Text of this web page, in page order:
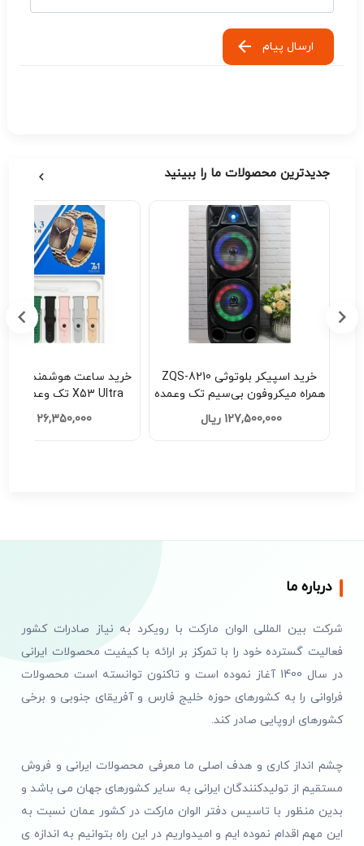
ارسال پیام
جدیدترین محصولات ما را ببینید
خرید اسپیکر بلوتوثی ZQS-8210
همراه میکروفون بی‌سیم تک وعمده
کد H201
127,500,000 ریال
X53 Ultra تک وعمده کد E521
26,350,000 ریال
درباره ما
شرکت بین المللی الوان مارکت با رویکرد به نیاز صادرات کشور
فعالیت گسترده خود را با تمرکز بر ارائه با کیفیت محصولات ایرانی
در سال 1400 آغاز نموده است و تاکنون توانسته است محصولات
فراوانی را به کشورهای حوزه خلیج فارس و آفریقای جنوبی و برخی
کشورهای اروپایی صادر کند.
چشم انداز کاری و هدف اصلی ما معرفی محصولات ایرانی و فروش
مستقیم از تولیدکنندگان ایرانی به سایر کشورهای جهان می باشد و
بدین منظور با تاسیس دفتر الوان مارکت در کشور عمان نسبت به
این مهم اقدام نموده ایم و امیدواریم در این راه بتوانیم به اندازه ی